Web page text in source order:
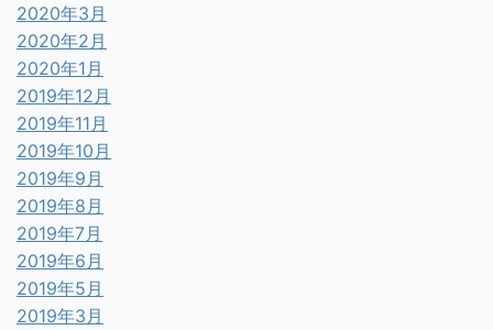
2020年3月
2020年2月
2020年1月
2019年12月
2019年11月
2019年10月
2019年9月
2019年8月
2019年7月
2019年6月
2019年5月
2019年3月